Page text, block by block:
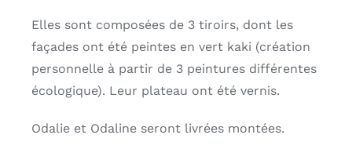
Elles sont composées de 3 tiroirs, dont les
façades ont été peintes en vert kaki (création
personnelle à partir de 3 peintures différentes
écologique). Leur plateau ont été vernis.
Odalie et Odaline seront livrées montées.